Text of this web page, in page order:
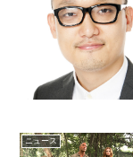
ニュース